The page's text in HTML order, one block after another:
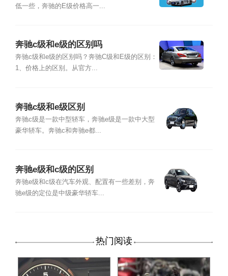
低一些，奔驰的E级价格高一...
奔驰c级和e级的区别吗
奔驰c级和e级的区别吗？奔驰C级和E级的区别：
1、价格上的区别。从官方...
奔驰c级和e级区别
奔驰c级是一款中型轿车，奔驰e级是一款中大型
豪华轿车。奔驰c和奔驰e都...
奔驰e级和c级的区别
奔驰e级和c级在汽车外观、配置有一些差别，奔
驰e级的定位是中级豪华轿车...
热门阅读